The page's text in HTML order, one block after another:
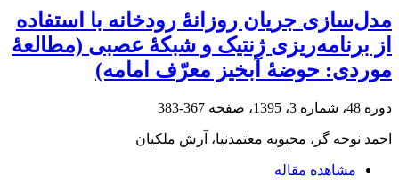
مدل‌سازی جریان روزانۀ رودخانه با استفاده
از برنامه‌ریزی ژنتیک و شبکۀ عصبی (مطالعۀ
موردی: حوضۀ آبخیز معرّف امامه)
دوره 48، شماره 3، 1395، صفحه 367-383
احمد نوحه گر، محبوبه معتمدنیا، آرش ملکیان
مشاهده مقاله